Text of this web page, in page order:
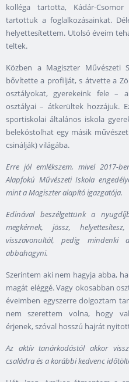
kolléga tartotta, Kádár-
tartottuk a foglalkozásainkat.
helyettesítettem. Utolsó éveim
teltek.
Közben a Magiszter Művészeti
bővítette a profilját, s átvette a
osztályokat, gyerekeink fele –
osztályai – átkerültek hozzájuk.
sportiskolai általános iskola
belekóstolhat egy másik
csinálják) világába.
Erre jól emlékszem, mivel 2017-
Alapfokú Művészeti Iskola
mint a Magiszter alapító igazgatója.
Edinával beszélgettünk a
megkérnek, jössz,
visszavonultál, pedig
abbahagyni.
Szerintem aki nem hagyja abba,
magát eléggé. Vagy okosabban
éveimben egyszerre dolgoztam
nem szerettem volna, hogy
érjenek, szóval hosszú hajrát
Az aktív tanárkodástól akkor
családra és a korábbi kedvenc